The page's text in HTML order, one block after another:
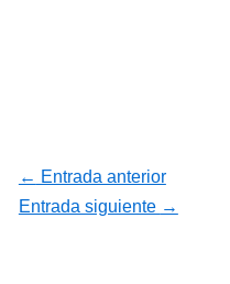
← Entrada anterior
Entrada siguiente →